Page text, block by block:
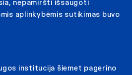
nepamiršti išsaugoti
aplinkybėmis sutikimas buvo
institucija šiemet pagerino